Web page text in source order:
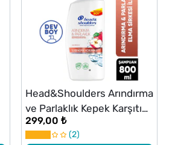
Head&Shoulders Arındırma
ve Parlaklık Kepek Karşıtı
Şampuan Elma Sirkesi 800
ml
299,00 ₺
2